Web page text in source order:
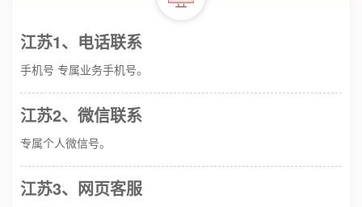
江苏1、电话联系
手机号 专属业务手机号。
江苏2、微信联系
专属个人微信号。
江苏3、网页客服